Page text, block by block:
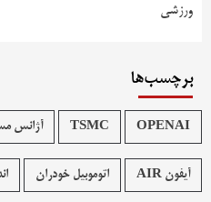
ورزشی
برچسب‌ها
OPENAI
TSMC آژانس
آیفون AIR اتوموبیل خودران